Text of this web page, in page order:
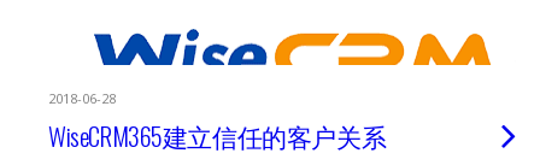
2018-06-28
WiseCRM365建立信任的客户关系